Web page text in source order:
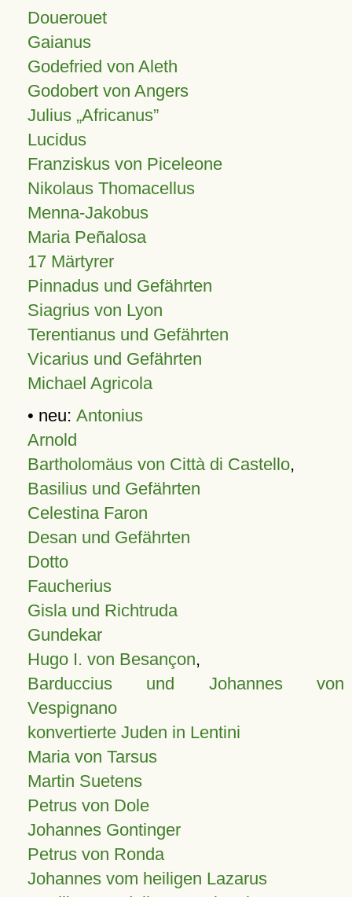
Douerouet
Gaianus
Godefried von Aleth
Godobert von Angers
Julius Africanus
Lucidus
Franziskus von Piceleone
Nikolaus Thomacellus
Menna-Jakobus
Maria Peñalosa
17 Märtyrer
Pinnadus und Gefährten
Siagrius von Lyon
Terentianus und Gefährten
Vicarius und Gefährten
Michael Agricola
• neu: Antonius
Arnold
Bartholomäus von Città di Castello,
Basilius und Gefährten
Celestina Faron
Desan und Gefährten
Dotto
Faucherius
Gisla und Richtruda
Gundekar
Hugo I. von Besançon,
Barduccius und Johannes von
Vespignano
konvertierte Juden in Lentini
Maria von Tarsus
Martin Suetens
Petrus von Dole
Johannes Gontinger
Petrus von Ronda
Johannes vom heiligen Lazarus